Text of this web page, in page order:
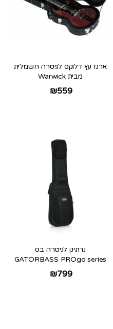
ארגז עץ דלוקס לגיטרה חשמלית
מבית Warwick
₪559
נרתיק לגיטרה בס
GATORBASS PROgo series
₪799